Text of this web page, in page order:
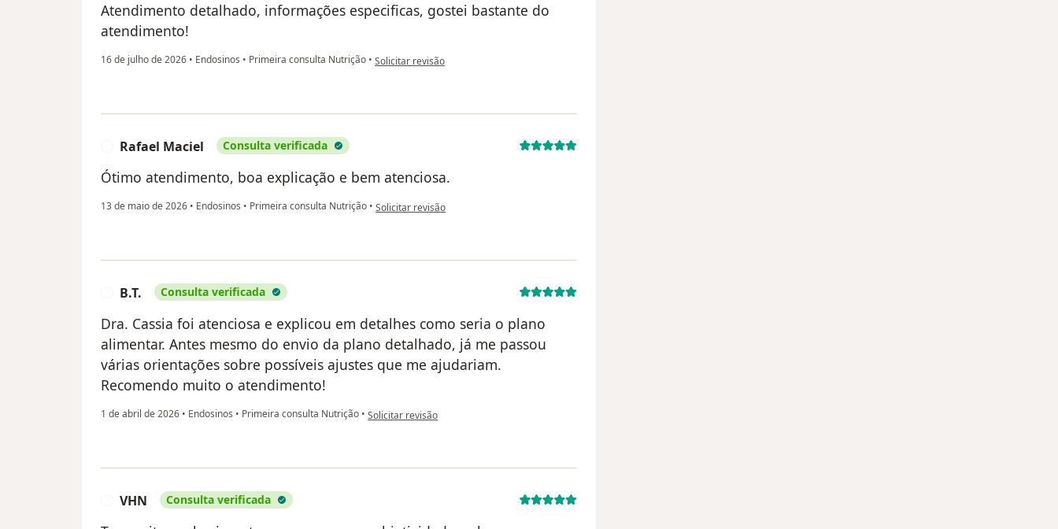
Atendimento detalhado, informações especificas, gostei bastante do
atendimento!
16 de julho de 2026 • Endosinos • Primeira consulta Nutrição • na opinião do utilizador Carla Matielo
Solicitar revisão
Rafael Maciel Consulta verificada
Ótimo atendimento, boa explicação e bem atenciosa.
13 de maio de 2026 • Endosinos • Primeira consulta Nutrição • na opinião do utilizador Rafael Maciel
Solicitar revisão
B.T. Consulta verificada
Dra. Cassia foi atenciosa e explicou em detalhes como seria o plano
alimentar. Antes mesmo do envio da plano detalhado, já me passou
várias orientações sobre possíveis ajustes que me ajudariam.
Recomendo muito o atendimento!
1 de abril de 2026 • Endosinos • Primeira consulta Nutrição • na opinião do utilizador B.T.
Solicitar revisão
VHN Consulta verificada